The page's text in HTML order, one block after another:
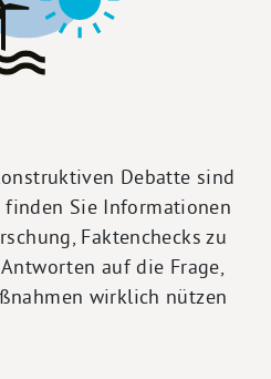
Debatte sind
Sie Informationen
Faktenchecks zu
auf die Frage,
wirklich nützen